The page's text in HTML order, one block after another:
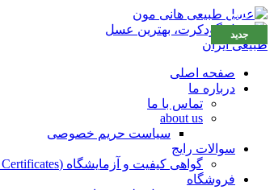
صفحه اصلی
درباره ما
تماس با ما
about us
سیاست حریم خصوصی
سوالات رایج
گواهی کیفیت و آزمایشگاه (Quality Certificates)
فروشگاه
حراج
جدید